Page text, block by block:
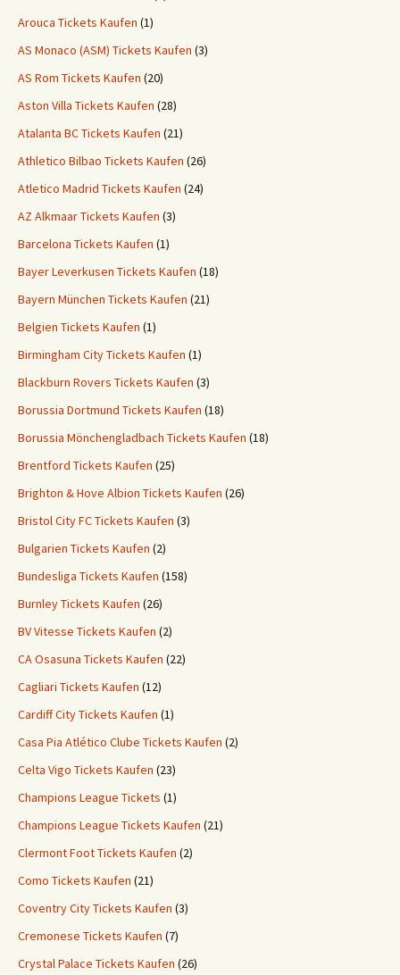
Arouca Tickets Kaufen (1)
AS Monaco (ASM) Tickets Kaufen (3)
AS Rom Tickets Kaufen (20)
Aston Villa Tickets Kaufen (28)
Atalanta BC Tickets Kaufen (21)
Athletico Bilbao Tickets Kaufen (26)
Atletico Madrid Tickets Kaufen (24)
AZ Alkmaar Tickets Kaufen (3)
Barcelona Tickets Kaufen (1)
Bayer Leverkusen Tickets Kaufen (18)
Bayern München Tickets Kaufen (21)
Belgien Tickets Kaufen (1)
Birmingham City Tickets Kaufen (1)
Blackburn Rovers Tickets Kaufen (3)
Borussia Dortmund Tickets Kaufen (18)
Borussia Mönchengladbach Tickets Kaufen (18)
Brentford Tickets Kaufen (25)
Brighton & Hove Albion Tickets Kaufen (26)
Bristol City FC Tickets Kaufen (3)
Bulgarien Tickets Kaufen (2)
Bundesliga Tickets Kaufen (158)
Burnley Tickets Kaufen (26)
BV Vitesse Tickets Kaufen (2)
CA Osasuna Tickets Kaufen (22)
Cagliari Tickets Kaufen (12)
Cardiff City Tickets Kaufen (1)
Casa Pia Atlético Clube Tickets Kaufen (2)
Celta Vigo Tickets Kaufen (23)
Champions League Tickets (1)
Champions League Tickets Kaufen (21)
Clermont Foot Tickets Kaufen (2)
Como Tickets Kaufen (21)
Coventry City Tickets Kaufen (3)
Cremonese Tickets Kaufen (7)
Crystal Palace Tickets Kaufen (26)